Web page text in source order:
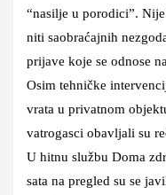
“nasilje u porodici”.
niti saobraćajnih
prijave koje se odnose
Osim tehničke
vrata u privatnom
vatrogasci obavljali su
U hitnu službu Doma
sata na pregled su se